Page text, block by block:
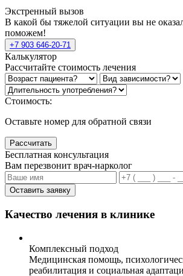
Экстренный вызов
В какой бы тяжелой ситуации вы не
поможем!
+7 903 646-20-71
Калькулятор
Рассчитайте стоимость лечения
Стоимость:
Оставьте номер для обратной связи
Рассчитать
Бесплатная консультация
Вам перезвонит врач-нарколог
Оставить заявку
Качество лечения в клинике
Комплексный подход
Медицинская помощь,
реабилитация и социальная